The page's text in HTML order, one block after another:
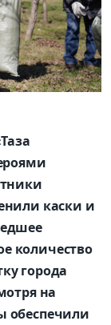
каски и
количество
города
на
обеспечили